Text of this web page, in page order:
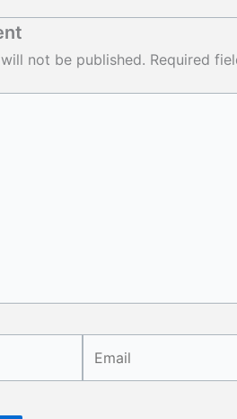
not be published. Required